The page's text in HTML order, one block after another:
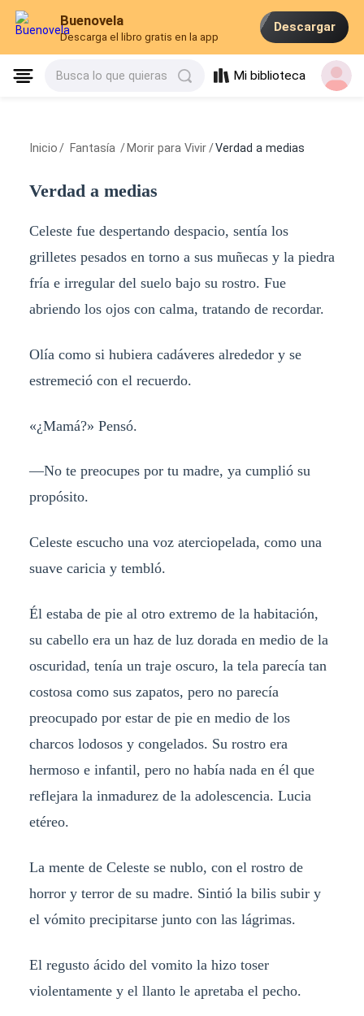
Buenovela
Descarga el libro gratis en la app
Descargar
Busca lo que quieras Mi biblioteca
Inicio / Fantasía / Morir para Vivir /Verdad a medias
Verdad a medias
Celeste fue despertando despacio, sentía los
grilletes pesados en torno a sus muñecas y la piedra
fría e irregular del suelo bajo su rostro. Fue
abriendo los ojos con calma, tratando de recordar.
Olía como si hubiera cadáveres alrededor y se
estremeció con el recuerdo.
«¿Mamá?» Pensó.
—No te preocupes por tu madre, ya cumplió su
propósito.
Celeste escucho una voz aterciopelada, como una
suave caricia y tembló.
Él estaba de pie al otro extremo de la habitación,
su cabello era un haz de luz dorada en medio de la
oscuridad, tenía un traje oscuro, la tela parecía tan
costosa como sus zapatos, pero no parecía
preocupado por estar de pie en medio de los
charcos lodosos y congelados. Su rostro era
hermoso e infantil, pero no había nada en él que
reflejara la inmadurez de la adolescencia. Lucia
etéreo.
La mente de Celeste se nublo, con el rostro de
horror y terror de su madre. Sintió la bilis subir y
el vómito precipitarse junto con las lágrimas.
El regusto ácido del vomito la hizo toser
violentamente y el llanto le apretaba el pecho.